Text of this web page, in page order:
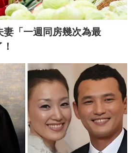
妻「一週同房幾次為最